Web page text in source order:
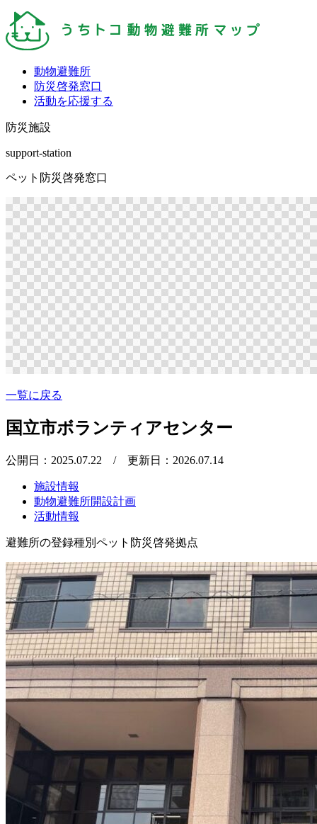
動物避難所
防災啓発窓口
活動を応援する
防災施設
support-station
ペット防災啓発窓口
一覧に戻る
国立市ボランティアセンター
公開日：2025.07.22 / 更新日：2026.07.14
施設情報
動物避難所開設計画
活動情報
避難所の登録種別 ペット防災啓発拠点